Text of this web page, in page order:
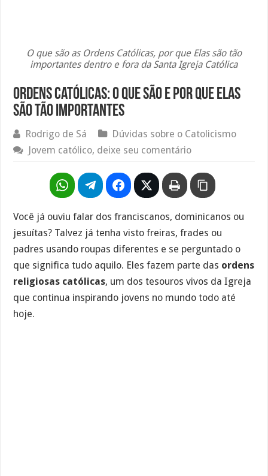
O que são as Ordens Católicas, por que Elas são tão
importantes dentro e fora da Santa Igreja Católica
Ordens católicas: o que são e por que elas
são tão importantes
Rodrigo de Sá
Dúvidas sobre o Catolicismo
Jovem católico, deixe seu comentário
Você já ouviu falar dos franciscanos, dominicanos ou
jesuítas? Talvez já tenha visto freiras, frades ou
padres usando roupas diferentes e se perguntado o
que significa tudo aquilo. Eles fazem parte das ordens
religiosas católicas, um dos tesouros vivos da Igreja
que continua inspirando jovens no mundo todo até
hoje.